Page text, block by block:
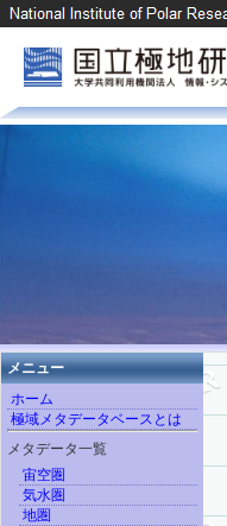
メニュー
ホーム
極域メタデータベースとは
メタデータ一覧
宙空圏
気水圏
地圏